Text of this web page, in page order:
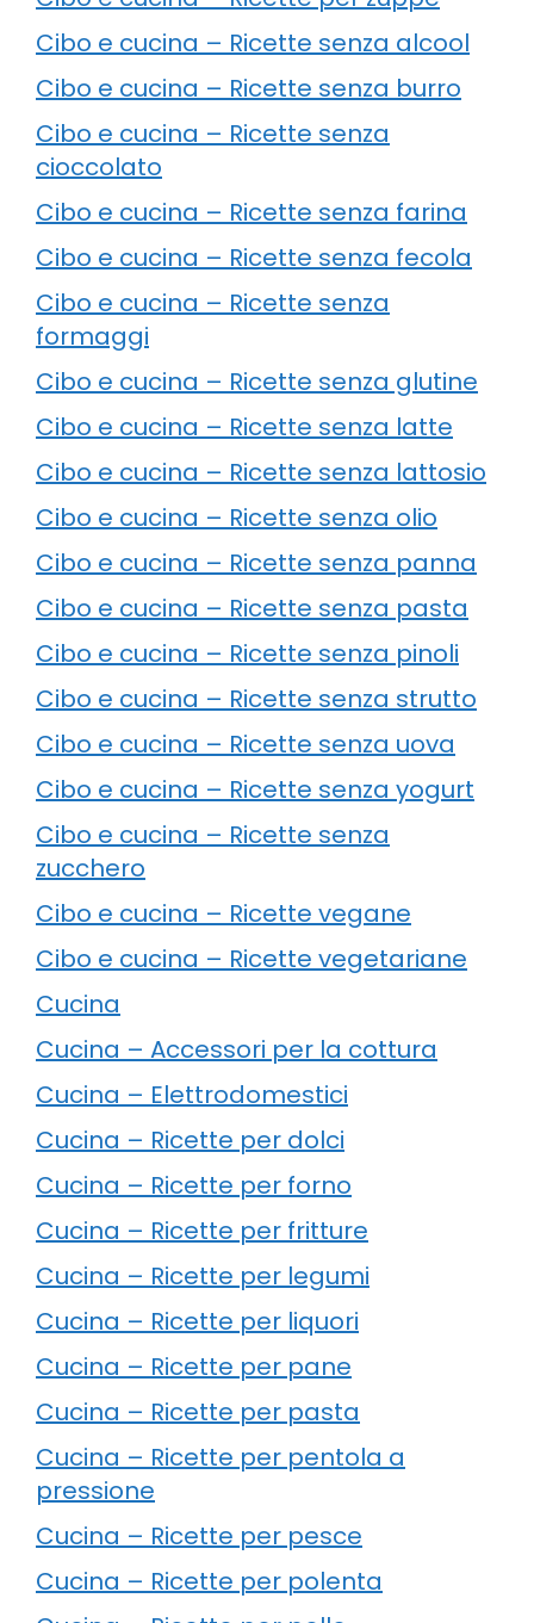
Cibo e cucina – Ricette senza alcool
Cibo e cucina – Ricette senza burro
Cibo e cucina – Ricette senza
cioccolato
Cibo e cucina – Ricette senza farina
Cibo e cucina – Ricette senza fecola
Cibo e cucina – Ricette senza
formaggi
Cibo e cucina – Ricette senza glutine
Cibo e cucina – Ricette senza latte
Cibo e cucina – Ricette senza lattosio
Cibo e cucina – Ricette senza olio
Cibo e cucina – Ricette senza panna
Cibo e cucina – Ricette senza pasta
Cibo e cucina – Ricette senza pinoli
Cibo e cucina – Ricette senza strutto
Cibo e cucina – Ricette senza uova
Cibo e cucina – Ricette senza yogurt
Cibo e cucina – Ricette senza
zucchero
Cibo e cucina – Ricette vegane
Cibo e cucina – Ricette vegetariane
Cucina
Cucina – Accessori per la cottura
Cucina – Elettrodomestici
Cucina – Ricette per dolci
Cucina – Ricette per forno
Cucina – Ricette per fritture
Cucina – Ricette per legumi
Cucina – Ricette per liquori
Cucina – Ricette per pane
Cucina – Ricette per pasta
Cucina – Ricette per pentola a
pressione
Cucina – Ricette per pesce
Cucina – Ricette per polenta